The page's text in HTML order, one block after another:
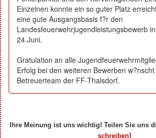
Einzelnen konnte ein so guter Platz
eine gute Ausgangsbasis f?r den
Landesfeuerwehrjugendleistungsbewerb
24.Juni.
Gratulation an alle
Erfolg bei den weiteren Bewerben
Betreuerteam der FF-Thalsdorf.
Ihre Meinung ist uns wichtig! Teilen Sie uns
schreiben]